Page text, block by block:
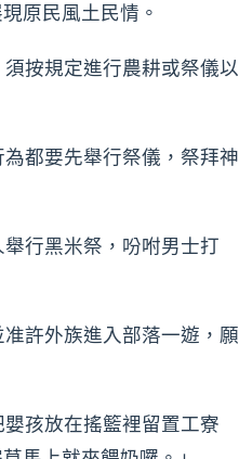
原民風土民情。
按規定進行農耕或祭儀以
都要先舉行祭儀，祭拜神
行黑米祭，吩咐男士打
許外族進入部落一遊，願
孩放在搖籃裡留置工寮